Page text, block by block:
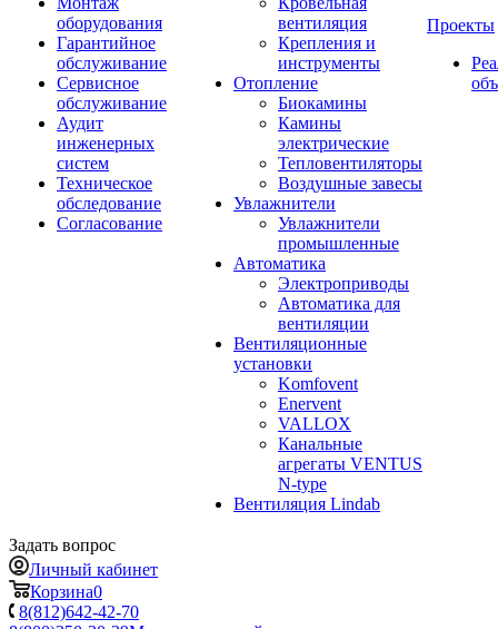
оборудования
Гарантийное
обслуживание
Сервисное
обслуживание
Аудит
инженерных
систем
Техническое
обследование
Согласование
вентиляция
Крепления и
инструменты
Отопление
Биокамины
Камины
электрические
Тепловентиляторы
Воздушные завесы
Увлажнители
Увлажнители
промышленные
Автоматика
Электроприводы
Автоматика для
вентиляции
Вентиляционные
установки
Komfovent
Enervent
VALLOX
Канальные
агрегаты VENTUS
N-type
Вентиляция Lindab
Проекты
Задать вопрос
Личный кабинет
Корзина0
8(812)642-42-70